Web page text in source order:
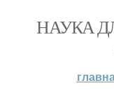
НАУКА